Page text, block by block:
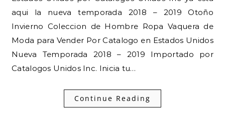
aqui la nueva temporada 2018 – 2019 Otoño
Invierno Coleccion de Hombre Ropa Vaquera de
Moda para Vender Por Catalogo en Estados Unidos
Nueva Temporada 2018 – 2019 Importado por
Catalogos Unidos Inc. Inicia tu…
Continue Reading